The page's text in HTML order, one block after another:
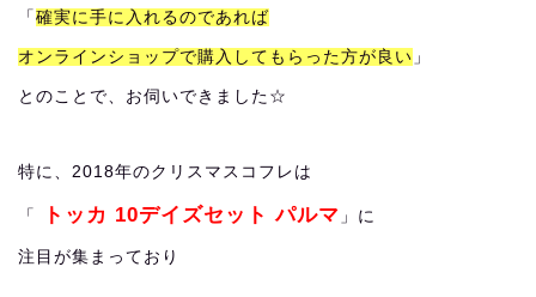
「 確実に手に入れるのであれば
オンラインショップで購入してもらった方が良い 」
とのことで、お伺いできました☆
特に、2018年のクリスマスコフレは
「 トッカ 10デイズセット パルマ 」に
注目が集まっており